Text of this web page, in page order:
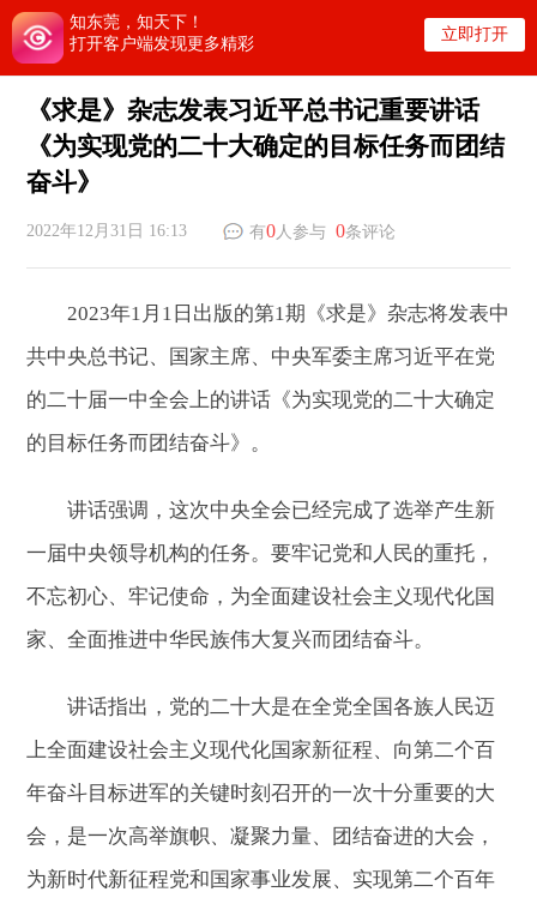
知东莞，知天下！
打开客户端发现更多精彩
立即打开
《求是》杂志发表习近平总书记重要讲话
《为实现党的二十大确定的目标任务而团结
奋斗》
2022年12月31日 16:13 有0人参与0条评论
2023年1月1日出版的第1期《求是》杂志将发表中
共中央总书记、国家主席、中央军委主席习近平在党
的二十届一中全会上的讲话《为实现党的二十大确定
的目标任务而团结奋斗》。
讲话强调，这次中央全会已经完成了选举产生新
一届中央领导机构的任务。要牢记党和人民的重托，
不忘初心、牢记使命，为全面建设社会主义现代化国
家、全面推进中华民族伟大复兴而团结奋斗。
讲话指出，党的二十大是在全党全国各族人民迈
上全面建设社会主义现代化国家新征程、向第二个百
年奋斗目标进军的关键时刻召开的一次十分重要的大
会，是一次高举旗帜、凝聚力量、团结奋进的大会，
为新时代新征程党和国家事业发展、实现第二个百年